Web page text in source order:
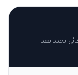
يحدد بعد